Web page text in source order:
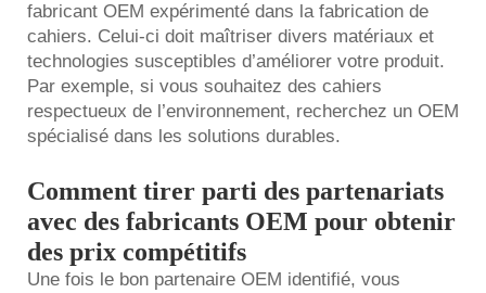
fabricant OEM expérimenté dans la fabrication de
cahiers. Celui-ci doit maîtriser divers matériaux et
technologies susceptibles d’améliorer votre produit.
Par exemple, si vous souhaitez des cahiers
respectueux de l’environnement, recherchez un OEM
spécialisé dans les solutions durables.
Comment tirer parti des partenariats
avec des fabricants OEM pour obtenir
des prix compétitifs
Une fois le bon partenaire OEM identifié, vous